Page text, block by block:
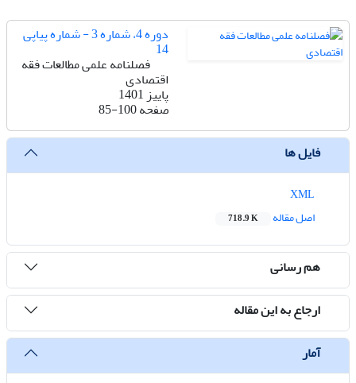
دوره 4، شماره 3 - شماره پیاپی
14
فصلنامه علمی مطالعات فقه
اقتصادی
پاییز 1401
صفحه85-100
فایل ها
اصل مقاله
718.9 K
هم رسانی
ارجاع به این مقاله
آمار